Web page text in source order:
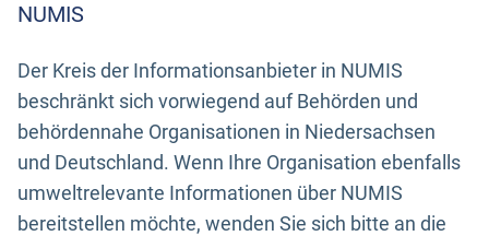
NUMIS
Der Kreis der Informationsanbieter in NUMIS
beschränkt sich vorwiegend auf Behörden und
behördennahe Organisationen in Niedersachsen
und Deutschland. Wenn Ihre Organisation ebenfalls
umweltrelevante Informationen über NUMIS
bereitstellen möchte, wenden Sie sich bitte an die